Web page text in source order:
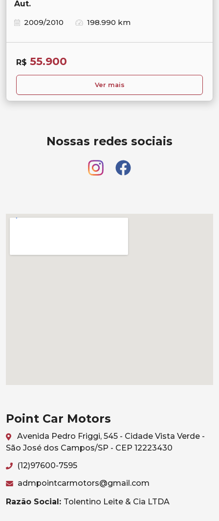
Aut.
2009/2010
198.990 km
R$ 55.900
Ver mais
Nossas redes sociais
Point Car Motors
Avenida Pedro Friggi, 545 - Cidade Vista Verde -
São José dos Campos/SP - CEP 12223430
(12)97600-7595
admpointcarmotors@gmail.com
Razão Social: Tolentino Leite & Cia LTDA